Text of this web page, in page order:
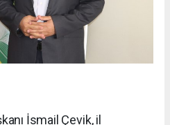
İsmail Çevik, il